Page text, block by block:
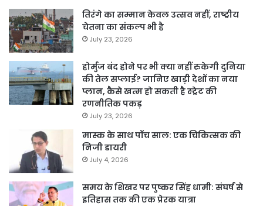
तिरंगे का सम्मान केवल उत्सव नहीं, राष्ट्रीय
चेतना का संकल्प भी है
July 23, 2026
होर्मुज बंद होने पर भी क्या नहीं रुकेगी दुनिया
की तेल सप्लाई? जानिए खाड़ी देशों का नया
प्लान, कैसे खत्म हो सकती है स्ट्रेट की
रणनीतिक पकड़
July 23, 2026
मास्क के साथ पॉच साल: एक चिकित्सक की
निजी डायरी
July 4, 2026
समय के शिखर पर पुष्कर सिंह धामी: संघर्ष से
इतिहास तक की एक प्रेरक यात्रा